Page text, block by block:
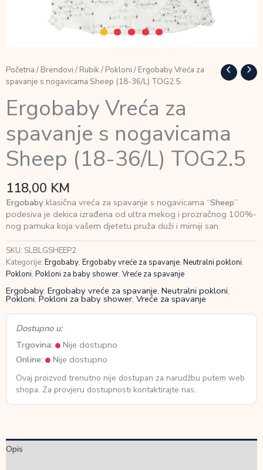
Početna / Brendovi / Rubik/ Pokloni / Ergobaby Vreća za
spavanje s nogavicama Sheep (18-36/L) TOG2.5
Ergobaby Vreća za
spavanje s nogavicama
Sheep (18-36/L) TOG2.5
118,00 KM
Ergobaby klasična vreća za spavanje s nogavicama “Sheep”
podesiva je dekica izrađena od ultra mekog i prozračnog 100%-
nog pamuka koja vašem djetetu pruža duži i mirniji san.
SKU: SLBLGSHEEP2
Kategorije: Ergobaby, Ergobaby vreće za spavanje, Neutralni pokloni,
Pokloni, Pokloni za baby shower, Vreće za spavanje
Ergobaby, Ergobaby vreće za spavanje, Neutralni pokloni,
Pokloni, Pokloni za baby shower, Vreće za spavanje
Dostupno u:
Trgovina:
Nije dostupno
Online:
Nije dostupno
Ovaj proizvod trenutno nije dostupan za narudžbu putem web
shopa. Za provjeru dostupnosti kontaktirajte nas.
Opis